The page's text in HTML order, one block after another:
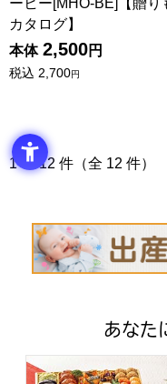
ーヒー[MHO-BE]【贈り
カタログ】
本体 2,500円
税込 2,700円
1 〜 12 件（全 12 件）
あなた
トップバリュ 和洋中